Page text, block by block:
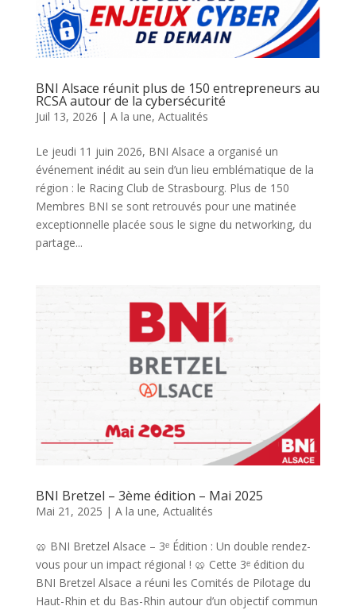
BNI Alsace réunit plus de 150 entrepreneurs au
RCSA autour de la cybersécurité
Juil 13, 2026 | A la une, Actualités
Le jeudi 11 juin 2026, BNI Alsace a organisé un
événement inédit au sein d’un lieu emblématique de la
région : le Racing Club de Strasbourg. Plus de 150
Membres BNI se sont retrouvés pour une matinée
exceptionnelle placée sous le signe du networking, du
partage...
BNI Bretzel – 3ème édition – Mai 2025
Mai 21, 2025 | A la une, Actualités
🥨 BNI Bretzel Alsace – 3ᵉ Édition : Un double rendez-
vous pour un impact régional ! 🥨 Cette 3ᵉ édition du
BNI Bretzel Alsace a réuni les Comités de Pilotage du
Haut-Rhin et du Bas-Rhin autour d’un objectif commun